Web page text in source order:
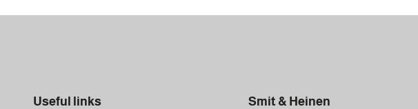
Useful links Smit & Heinen